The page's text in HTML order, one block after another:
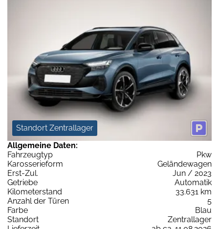
Standort Zentrallager
Allgemeine Daten:
Fahrzeugtyp
Pkw
Karosserieform
Geländewagen
Erst-Zul.
Jun / 2023
Getriebe
Automatik
Kilometerstand
33.631 km
Anzahl der Türen
5
Farbe
Blau
Standort
Zentrallager